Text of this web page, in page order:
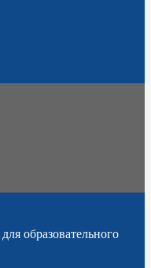
образовательного